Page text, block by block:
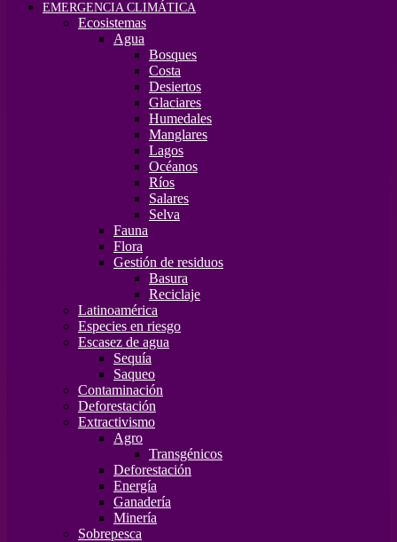
EMERGENCIA CLIMÁTICA
Ecosistemas
Agua
Bosques
Costa
Desiertos
Glaciares
Humedales
Manglares
Lagos
Océanos
Ríos
Salares
Selva
Fauna
Flora
Gestión de residuos
Basura
Reciclaje
Latinoamérica
Especies en riesgo
Escasez de agua
Sequía
Saqueo
Contaminación
Deforestación
Extractivismo
Agro
Transgénicos
Deforestación
Energía
Ganadería
Minería
Sobrepesca